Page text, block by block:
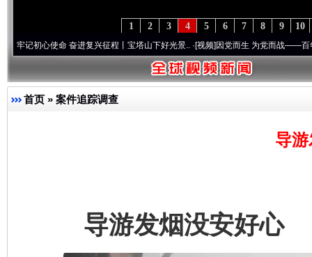
10
9
8
7
6
5
4
3
2
1
使命 奋进复兴征程丨宝塔山下好光景..·[视频]因党而生 为党而战——百年“纪”事⑧加
首页 » 案件追踪调查
导
导游发烟没安好心